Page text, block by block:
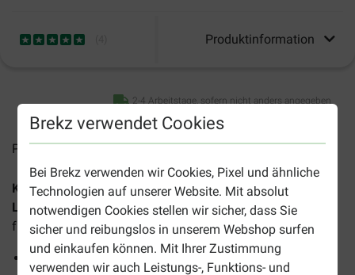
Brekz verwendet Cookies
Bei Brekz verwenden wir Cookies, Pixel und ähnliche
Technologien auf unserer Website. Mit absolut
notwendigen Cookies stellen wir sicher, dass Sie
sicher und reibungslos in unserem Webshop surfen
und einkaufen können. Mit Ihrer Zustimmung
verwenden wir auch Leistungs-, Funktions- und
Produktinformation
2-4 Arbeitstage, sofern nicht anders angegeben
Preise inkl. MwSt zzgl.Versandkosten
Kasper Faunafood Chicken Laying Pellet
Legehennenfutterist ein hochwertiges Alleinfuttermittel
für Legehennen.
Speziell für Legehennen